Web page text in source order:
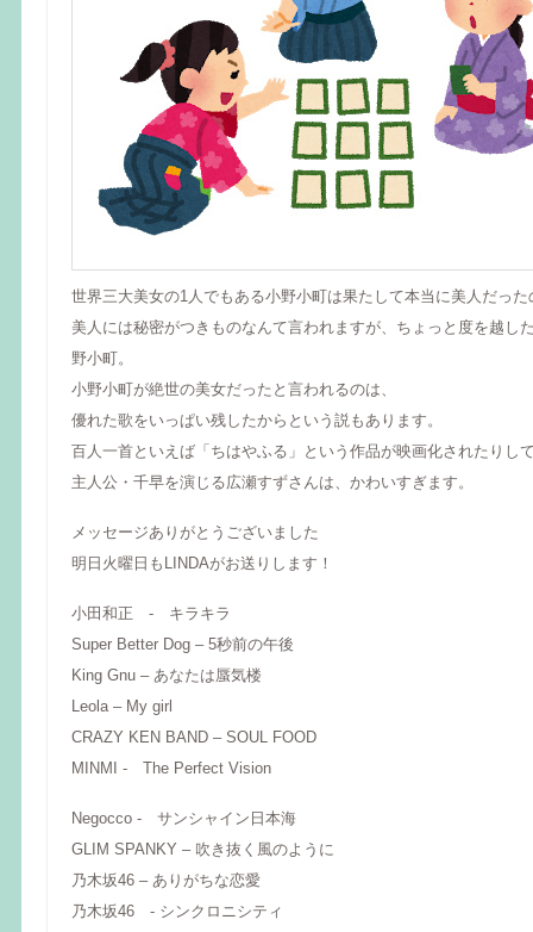
世界三大美女の1人でもある小野小町は果たして本当に美人だっ
美人には秘密がつきものなんて言われますが、ちょっと度を越し
野小町。
小野小町が絶世の美女だったと言われるのは、
優れた歌をいっぱい残したからという説もあります。
百人一首といえば「ちはやふる」という作品が映画化されたりし
主人公・千早を演じる広瀬すずさんは、かわいすぎます。
メッセージありがとうございました
明日火曜日もLINDAがお送りします！
小田和正 - キラキラ
Super Better Dog – 5秒前の午後
King Gnu – あなたは蜃気楼
Leola – My girl
CRAZY KEN BAND – SOUL FOOD
MINMI - The Perfect Vision
Negocco - サンシャイン日本海
GLIM SPANKY – 吹き抜く風のように
乃木坂46 – ありがちな恋愛
乃木坂46 - シンクロニシティ